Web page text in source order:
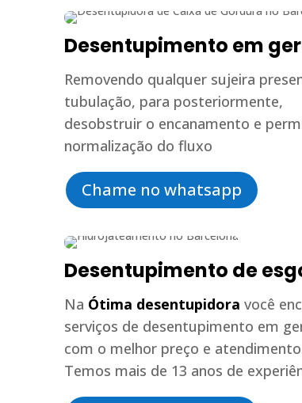
Desentupimento em
Removendo qualquer sujeira
tubulação, para posteriormente,
desobstruir o encanamento e
normalização do fluxo
Chame no whatsapp
Desentupimento de
Na Ótima desentupidora você
serviços de desentupimento em
com o melhor preço e
Temos mais de 13 anos de